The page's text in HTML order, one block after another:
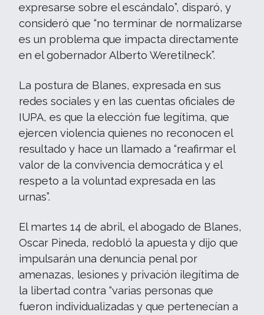
expresarse sobre el escándalo”, disparó, y
consideró que “no terminar de normalizarse
es un problema que impacta directamente
en el gobernador Alberto Weretilneck”.
La postura de Blanes, expresada en sus
redes sociales y en las cuentas oficiales de
IUPA, es que la elección fue legítima, que
ejercen violencia quienes no reconocen el
resultado y hace un llamado a “reafirmar el
valor de la convivencia democrática y el
respeto a la voluntad expresada en las
urnas”.
El martes 14 de abril, el abogado de Blanes,
Oscar Pineda, redobló la apuesta y dijo que
impulsarán una denuncia penal por
amenazas, lesiones y privación ilegítima de
la libertad contra “varias personas que
fueron individualizadas y que pertenecían a